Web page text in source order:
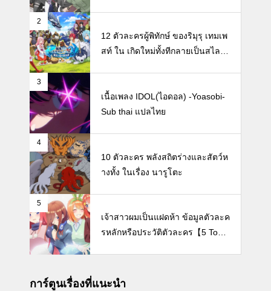
2
12 ตัวละครผู้พิทักษ์ ของริมุรุ เทมเพ
สท์ ใน เกิดใหม่ทั้งทีกลายเป็นสไลม์ไ
3
เนื้อเพลง IDOL(ไอดอล) -Yoasobi-
Sub thai แปลไทย
4
10 ตัวละคร พลังสถิตร่างและสัตว์ห
างทั้ง ในเรื่อง นารูโตะ
5
เจ้าสาวผมเป็นแฝดห้า ข้อมูลตัวละค
รหลักหรือประวัติตัวละคร【5 Toub
การ์ตูนเรื่องที่แนะนำ